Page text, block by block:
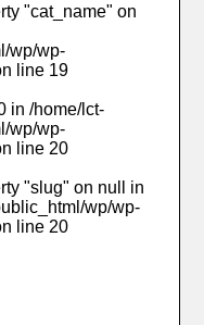
"cat_name" on
wp/wp-
line 19
in/home/lct-
wp/wp-
line 20
"slug" on null in
wp/wp-
line 20